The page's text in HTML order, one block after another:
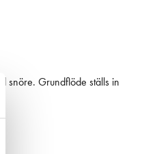
snöre. Grundflöde ställs in